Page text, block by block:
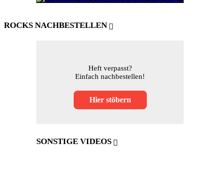
ROCKS NACHBESTELLEN
Heft verpasst?
Einfach nachbestellen!
Hier stöbern
SONSTIGE VIDEOS